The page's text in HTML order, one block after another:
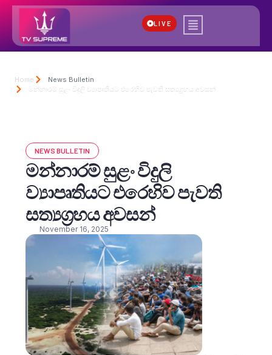
LIVE
Home
News Bulletin
මන්නාරම් සුළං විදුලි ව්‍යාපෘතියට එරෙහිව පැවති සත්‍යග්‍රහය අවසන්
NEWS BULLETIN
මන්නාරම් සුළං විදුලි
ව්‍යාපෘතියට එරෙහිව පැවති
සත්‍යග්‍රහය අවසන්
November 16, 2025